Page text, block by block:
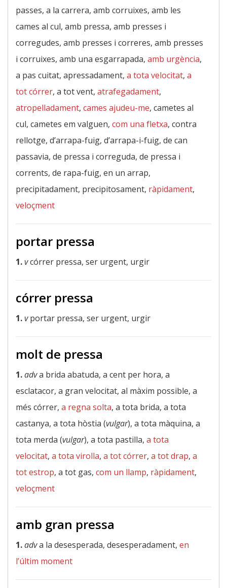
passes, a la carrera, amb corruixes, amb les
cames al cul, amb pressa, amb presses i
corregudes, amb presses i correres, amb presses
i corruixes, amb una esgarrapada, amb urgència,
a pas cuitat, apressadament, a tota velocitat, a
tot córrer, a tot vent, atrafegadament,
atropelladament, cames ajudeu-me, cametes al
cul, cametes em valguen, com una fletxa, contra
rellotge, d’arrapa-fuig, d’arrapa-i-fuig, de can
passavia, de pressa i correguda, de pressa i
corrents, de rapa-fuig, en un arrap,
precipitadament, precipitosament, ràpidament,
veloçment
portar pressa
1.vcórrer pressa, ser urgent, urgir
córrer pressa
1.vportar pressa, ser urgent, urgir
molt de pressa
1.adva brida abatuda, a cent per hora, a
esclatacor, a gran velocitat, al màxim possible, a
més córrer, a regna solta, a tota brida, a tota
castanya, a tota hòstia (vulgar), a tota màquina, a
tota merda (vulgar), a tota pastilla, a tota
velocitat, a tota virolla, a tot córrer, a tot drap, a
tot estrop, a tot gas, com un llamp, ràpidament,
veloçment
amb gran pressa
1.adva la desesperada, desesperadament, en
l’últim moment